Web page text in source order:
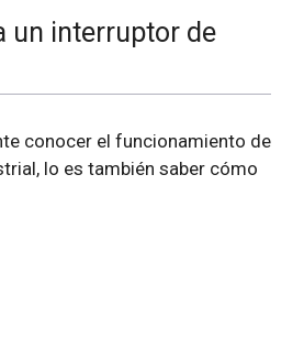
un interruptor de
conocer el funcionamiento de
lo es también saber cómo